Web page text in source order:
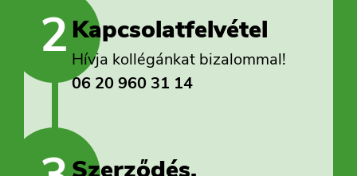
2 Kapcsolatfelvétel
Hívja kollégánkat bizalommal!
06 20 960 31 14